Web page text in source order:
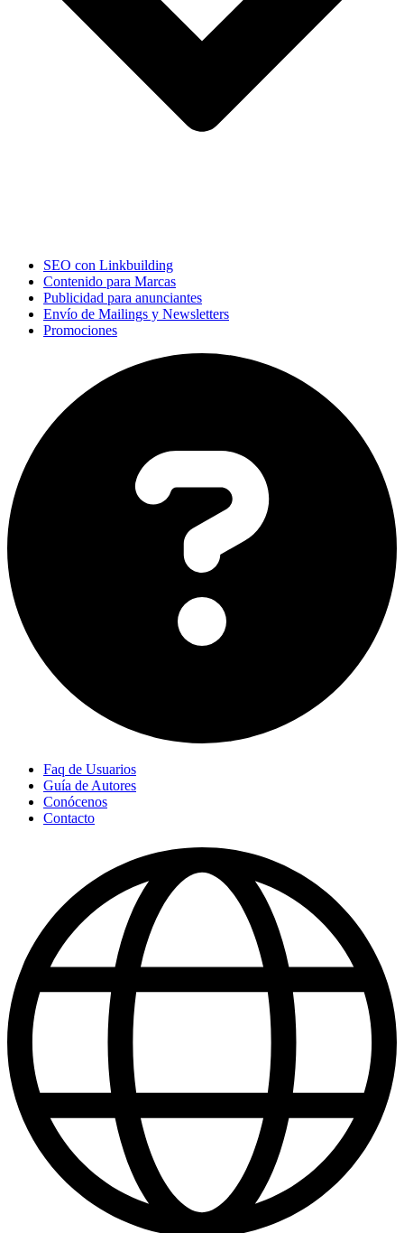
SEO con Linkbuilding
Contenido para Marcas
Publicidad para anunciantes
Envío de Mailings y Newsletters
Promociones
Faq de Usuarios
Guía de Autores
Conócenos
Contacto